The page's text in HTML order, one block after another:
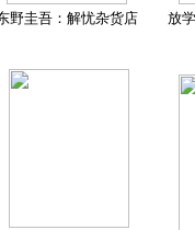
野圭吾：解忧杂货店 放